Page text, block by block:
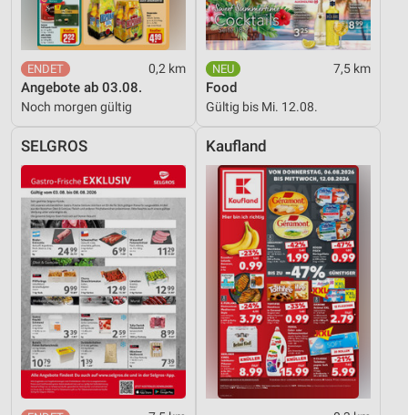
0,2 km
Angebote ab 03.08.
Noch morgen gültig
7,5 km
Food
Gültig bis Mi. 12.08.
SELGROS Kaufland